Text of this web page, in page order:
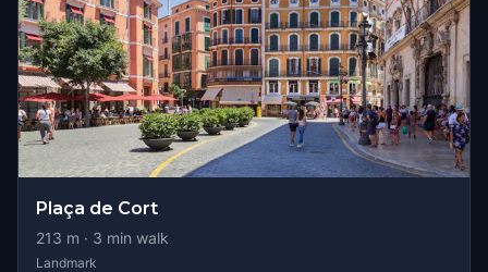
Plaça de Cort
213 m · 3 min walk
Landmark